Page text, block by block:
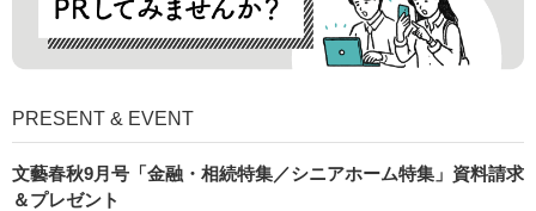
PRESENT & EVENT
文藝春秋9月号「金融・相続特集／シニアホーム特集」資料請求
＆プレゼント